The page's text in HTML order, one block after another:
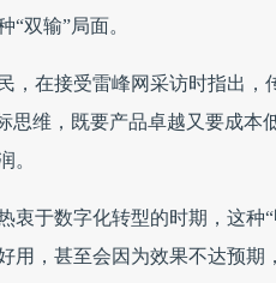
“双输”局面。
，在接受雷峰网采访时指出
思维，既要产品卓越又要成
。
衷于数字化转型的时期，这种
用，甚至会因为效果不达预